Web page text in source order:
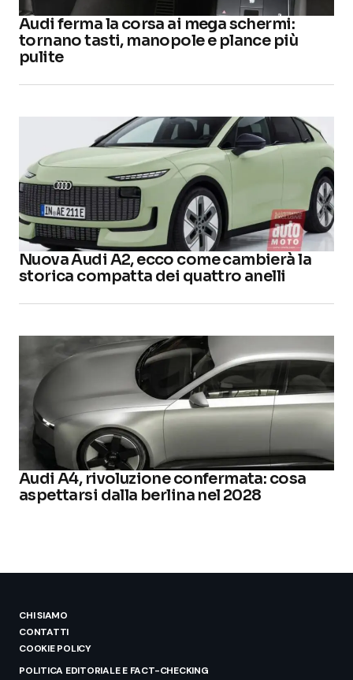
Audi ferma la corsa ai mega schermi:
tornano tasti, manopole e plance più
pulite
Nuova Audi A2, ecco come cambierà la
storica compatta dei quattro anelli
Audi A4, rivoluzione confermata: cosa
aspettarsi dalla berlina nel 2028
CHI SIAMO
CONTATTI
COOKIE POLICY
POLITICA EDITORIALE E FACT-CHECKING